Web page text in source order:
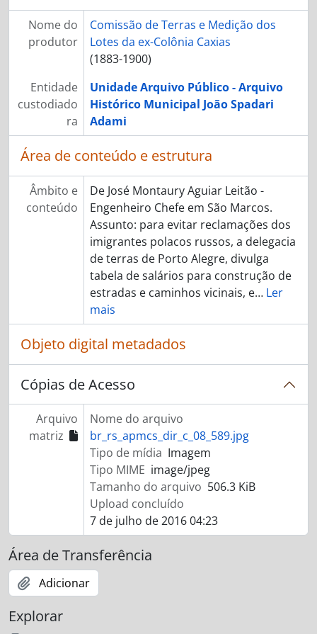
Nome do
produtor
Comissão de Terras e Medição dos
Lotes da ex-Colônia Caxias
(1883-1900)
Entidade
custodiado
ra
Unidade Arquivo Público - Arquivo
Histórico Municipal João Spadari
Adami
Área de conteúdo e estrutura
Âmbito e
conteúdo
De José Montaury Aguiar Leitão -
Engenheiro Chefe em São Marcos.
Assunto: para evitar reclamações dos
imigrantes polacos russos, a delegacia
de terras de Porto Alegre, divulga
tabela de salários para construção de
estradas e caminhos vicinais, e… Ler
mais
Objeto digital metadados
Cópias de Acesso
Arquivo
matriz
Nome do arquivo
br_rs_apmcs_dir_c_08_589.jpg
Tipo de mídia Imagem
Tipo MIME image/jpeg
Tamanho do arquivo 506.3 KiB
Upload concluído
7 de julho de 2016 04:23
Área de Transferência
Adicionar
Explorar